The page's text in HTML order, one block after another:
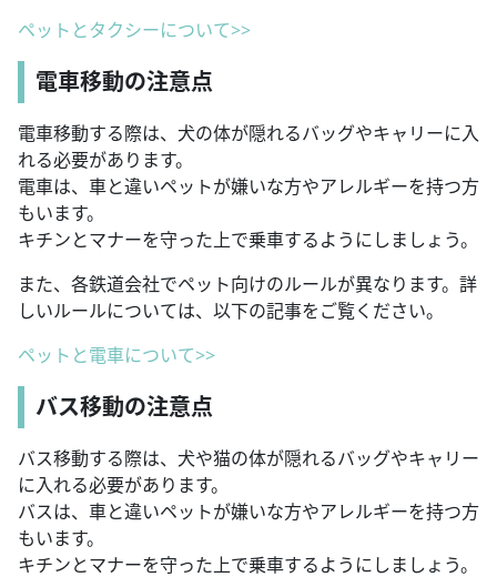
ペットとタクシーについて>>
電車移動の注意点
電車移動する際は、犬の体が隠れるバッグやキャリーに入
れる必要があります。
電車は、車と違いペットが嫌いな方やアレルギーを持つ方
もいます。
キチンとマナーを守った上で乗車するようにしましょう。
また、各鉄道会社でペット向けのルールが異なります。詳
しいルールについては、以下の記事をご覧ください。
ペットと電車について>>
バス移動の注意点
バス移動する際は、犬や猫の体が隠れるバッグやキャリー
に入れる必要があります。
バスは、車と違いペットが嫌いな方やアレルギーを持つ方
もいます。
キチンとマナーを守った上で乗車するようにしましょう。